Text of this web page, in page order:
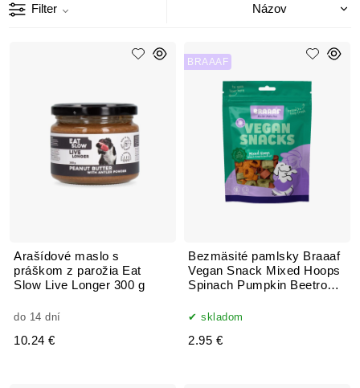
Filter
Arašídové maslo s
práškom z parožia Eat
Slow Live Longer 300 g
do 14 dní
10.24 €
Bezmäsité pamlsky Braaaf
Vegan Snack Mixed Hoops
Spinach Pumpkin Beetroot -
BRAAAF
skladom
2.95 €